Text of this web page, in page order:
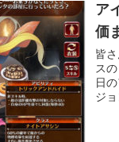
ア
価
皆
ス
日
ジ